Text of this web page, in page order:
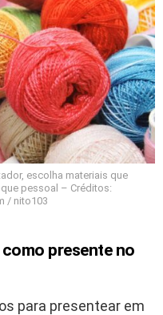
escolha materiais que
pessoal – Créditos:
/ nito103
presente no
para presentear em